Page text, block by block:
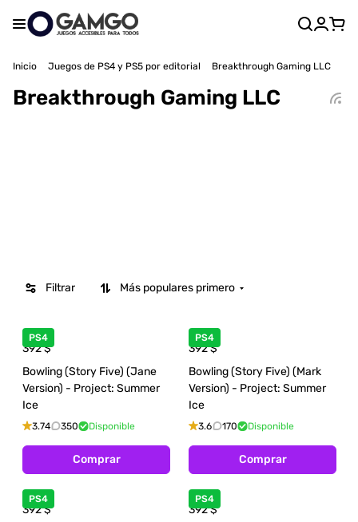
Inicio Juegos de PS4 y PS5 por editorial Breakthrough Gaming LLC
Breakthrough Gaming LLC
Filtrar Más populares primero
PS4
392$
Bowling (Story Five) (Jane
Version) - Project: Summer
Ice
3.74 350 Disponible
Comprar
PS4
392$
Bowling (Story Five) (Mark
Version) - Project: Summer
Ice
3.6 170 Disponible
Comprar
PS4
392$
PS4
392$